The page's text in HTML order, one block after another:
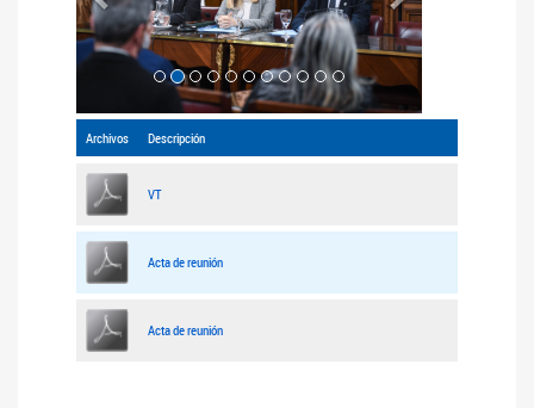
Archivos Descripción
VT
Acta de reunión
Acta de reunión